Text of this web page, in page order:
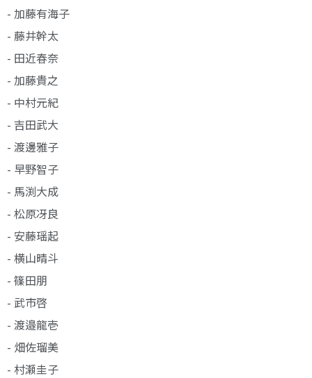
- 加藤有海子
- 藤井幹太
- 田近春奈
- 加藤貴之
- 中村元紀
- 吉田武大
- 渡邊雅子
- 早野智子
- 馬渕大成
- 松原冴良
- 安藤瑶起
- 横山晴斗
- 篠田朋
- 武市啓
- 渡邉龍壱
- 畑佐瑠美
- 村瀬圭子